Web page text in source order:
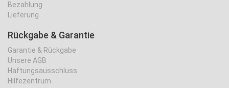
Bezahlung
Lieferung
Rückgabe & Garantie
Garantie & Rückgabe
Unsere AGB
Haftungsausschluss
Hilfezentrum